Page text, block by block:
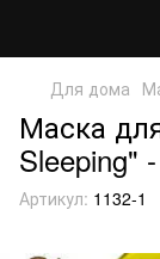
Для дома
Маска
Sleeping"
Артикул: 1132-1